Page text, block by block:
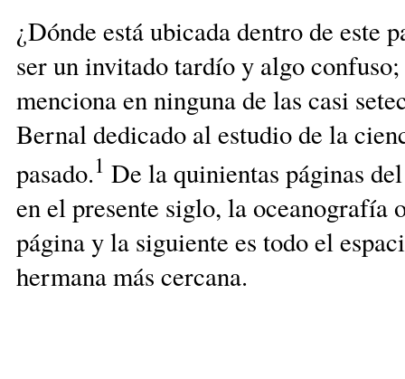
¿Dónde está ubicada dentro de este
ser un invitado tardío y algo
menciona en ninguna de las casi
Bernal dedicado al estudio de la
pasado.1 De la quinientas páginas
en el presente siglo, la oceanografía
página y la siguiente es todo el
hermana más cercana.